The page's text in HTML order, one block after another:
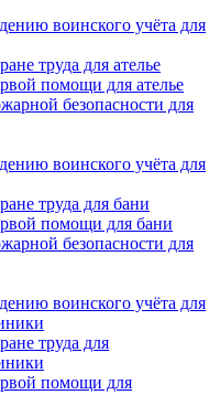
воинского учёта для
труда для ателье
помощи для ателье
безопасности для
воинского учёта для
труда для бани
помощи для бани
безопасности для
воинского учёта для
труда для
помощи для